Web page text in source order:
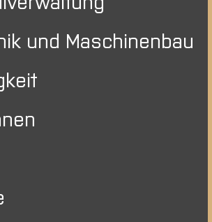
und Maschinenbau